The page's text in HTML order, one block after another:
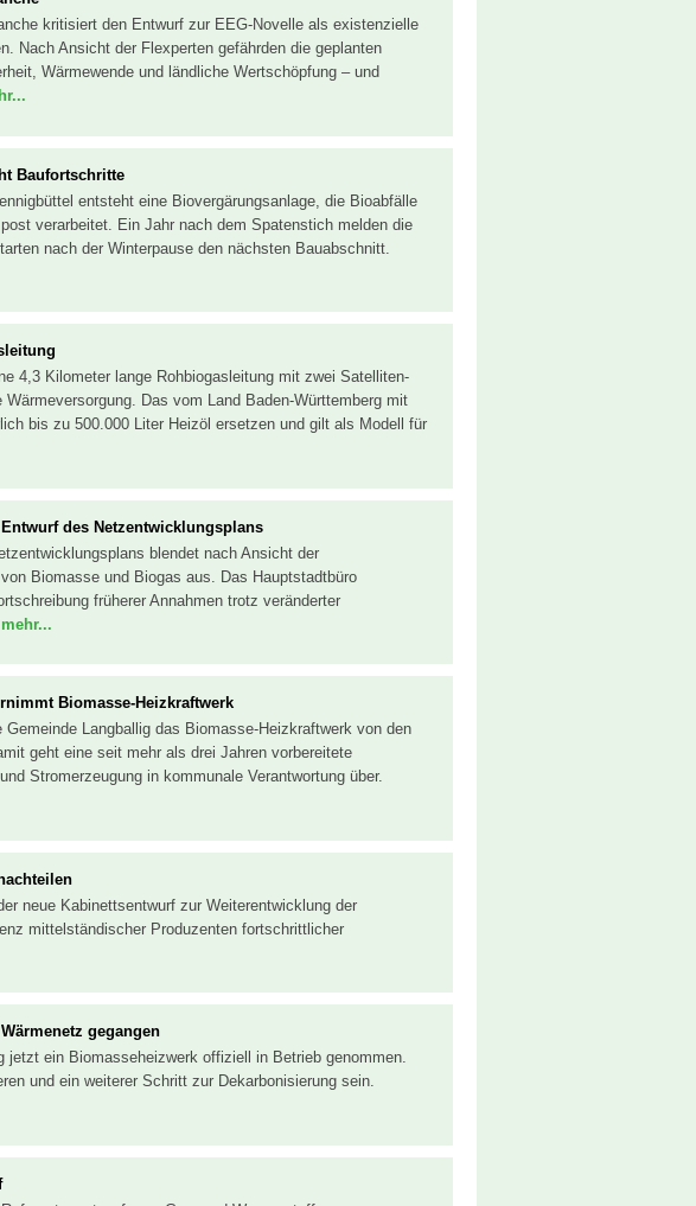
kritisiert den Entwurf zur EEG-Novelle als existenzielle
Nach Ansicht der Flexperten gefährden die geplanten
Wärmewende und ländliche Wertschöpfung – und
Baufortschritte
entsteht eine Biovergärungsanlage, die Bioabfälle
verarbeitet. Ein Jahr nach dem Spatenstich melden die
nach der Winterpause den nächsten Bauabschnitt.
4,3 Kilometer lange Rohbiogasleitung mit zwei Satelliten-
Das vom Land Baden-Württemberg mit
bis zu 500.000 Liter Heizöl ersetzen und gilt als Modell für
des Netzentwicklungsplans
blendet nach Ansicht der
Biomasse und Biogas aus. Das Hauptstadtbüro
früherer Annahmen trotz veränderter
mehr...
Biomasse-Heizkraftwerk
Langballig das Biomasse-Heizkraftwerk von den
geht eine seit mehr als drei Jahren vorbereitete
Stromerzeugung in kommunale Verantwortung über.
neue Kabinettsentwurf zur Weiterentwicklung der
mittelständischer Produzenten fortschrittlicher
gegangen
jetzt ein Biomasseheizwerk offiziell in Betrieb genommen.
und ein weiterer Schritt zur Dekarbonisierung sein.